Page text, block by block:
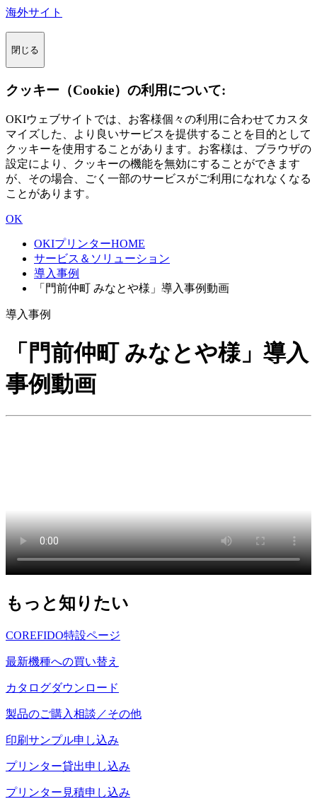
海外サイト
閉じる
クッキー（Cookie）の利用について:
OKIウェブサイトでは、お客様個々の利用に合わせてカスタ
マイズした、より良いサービスを提供することを目的として
クッキーを使用することがあります。お客様は、ブラウザの
設定により、クッキーの機能を無効にすることができます
が、その場合、ごく一部のサービスがご利用になれなくなる
ことがあります。
OK
OKIプリンターHOME
サービス＆ソリューション
導入事例
「門前仲町 みなとや様」導入事例動画
導入事例
「門前仲町 みなとや様」導入
事例動画
もっと知りたい
COREFIDO特設ページ
最新機種への買い替え
カタログダウンロード
製品のご購入相談／その他
印刷サンプル申し込み
プリンター貸出申し込み
プリンター見積申し込み